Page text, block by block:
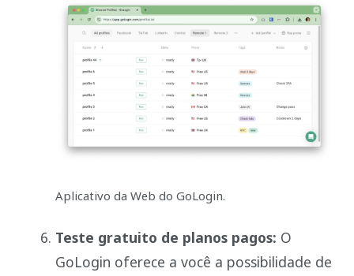
Aplicativo da Web do GoLogin.
Teste gratuito de planos pagos: O
GoLogin oferece a você a possibilidade de